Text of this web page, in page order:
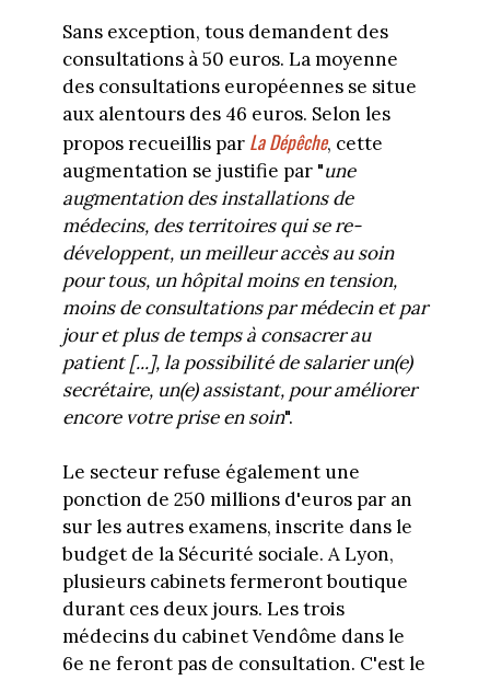
Sans exception, tous demandent des
consultations à 50 euros. La moyenne
des consultations européennes se situe
aux alentours des 46 euros. Selon les
propos recueillis par La Dépêche, cette
augmentation se justifie par "une
augmentation des installations de
médecins, des territoires qui se re-
développent, un meilleur accès au soin
pour tous, un hôpital moins en tension,
moins de consultations par médecin et par
jour et plus de temps à consacrer au
patient [...], la possibilité de salarier un(e)
secrétaire, un(e) assistant, pour améliorer
encore votre prise en soin".
Le secteur refuse également une
ponction de 250 millions d'euros par an
sur les autres examens, inscrite dans le
budget de la Sécurité sociale. A Lyon,
plusieurs cabinets fermeront boutique
durant ces deux jours. Les trois
médecins du cabinet Vendôme dans le
6e ne feront pas de consultation. C'est le